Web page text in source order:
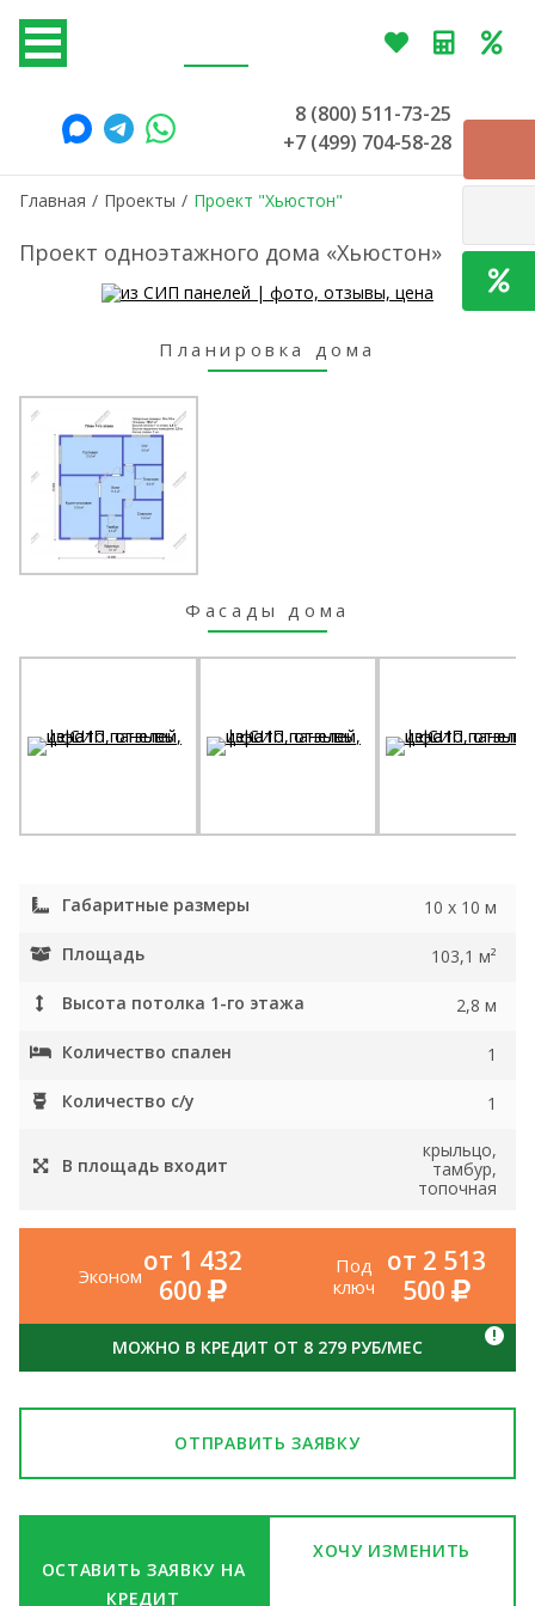
8 (800) 511-73-25
+7 (499) 704-58-28
Главная / Проекты / Проект "Хьюстон"
Проект одноэтажного дома «Хьюстон»
Планировка дома
Фасады дома
Габаритные размеры 10 х 10 м
Площадь 103,1 м²
Высота потолка 1-го этажа 2,8 м
Количество спален 1
Количество с/у 1
В площадь входит
крыльцо,
тамбур,
топочная
Экономот 1 432
600
Под
ключ
от 2 513
500
МОЖНО В КРЕДИТ ОТ 8 279 РУБ/МЕС
!
ХОЧУ ИЗМЕНИТЬ
ОСТАВИТЬ ЗАЯВКУ НА
КРЕДИТ
ОТПРАВИТЬ ЗАЯВКУ